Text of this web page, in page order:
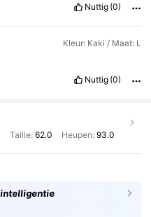
Nuttig (0)
Kleur: Kaki / Maat: L
Nuttig (0)
Taille: 62.0 Heupen: 93.0
intelligentie